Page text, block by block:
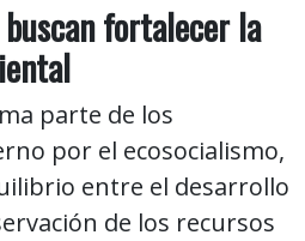
fortalecer la
parte de los
por el ecosocialismo,
entre el desarrollo
de los recursos